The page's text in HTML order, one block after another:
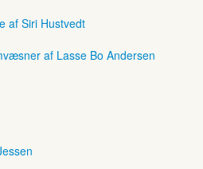
af Siri Hustvedt
af Lasse Bo Andersen